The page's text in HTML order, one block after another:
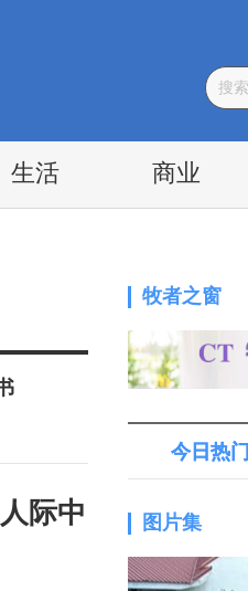
生活 商业
际中
牧者之窗
今日热门
图片集